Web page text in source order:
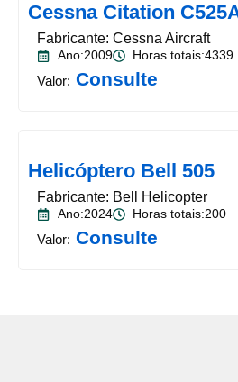
Cessna Citation
Fabricante: Cessna Aircraft
Ano:2009
Horas totais:4339
Valor: Consulte
Helicóptero Bell 505
Fabricante: Bell Helicopter
Ano:2024
Horas totais:200
Valor: Consulte